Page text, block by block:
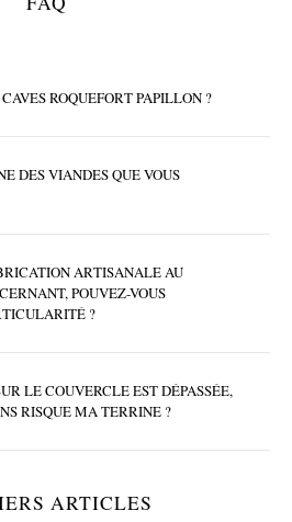
ROQUEFORT PAPILLON ?
DES VIANDES QUE VOUS
ARTISANALE AU
POUVEZ-VOUS
?
LE COUVERCLE EST DÉPASSÉE,
RISQUE MA TERRINE ?
ARTICLES